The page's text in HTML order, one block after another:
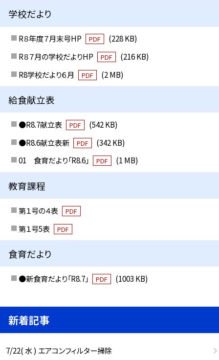
学校だより
R８年度７月末号HP PDF
(228 KB)
R８７月の学校だよりHP
PDF
(216 KB)
R8学校だより６月
PDF (2 MB)
給食献立表
●R8.7献立表 PDF
(542 KB)
●R8.6献立表新
PDF
(342 KB)
01 食育だより「R8.6」
PDF (1 MB)
教育課程
第１号の４表 PDF
第１号5表 PDF
食育だより
●新食育だより「R8.7」 PDF (1003 KB)
新着記事
7/22( 水 ) エアコンフィルター掃除